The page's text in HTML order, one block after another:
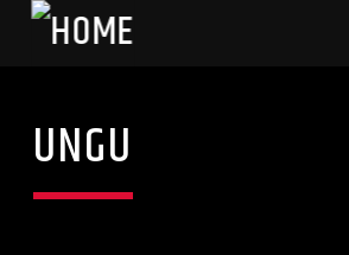
UNGU